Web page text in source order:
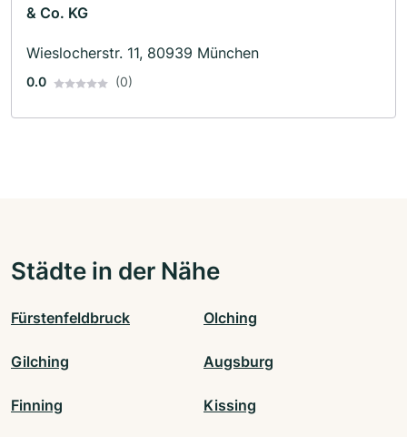
& Co. KG
Wieslocherstr. 11, 80939 München
0.0 (0)
Städte in der Nähe
Fürstenfeldbruck Olching
Gilching Augsburg
Finning Kissing